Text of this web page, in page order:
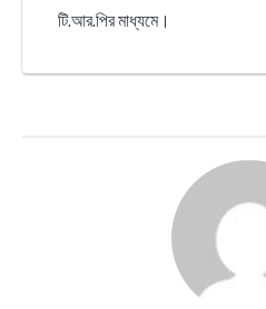
টি.আর.পির মাধ্যমে।